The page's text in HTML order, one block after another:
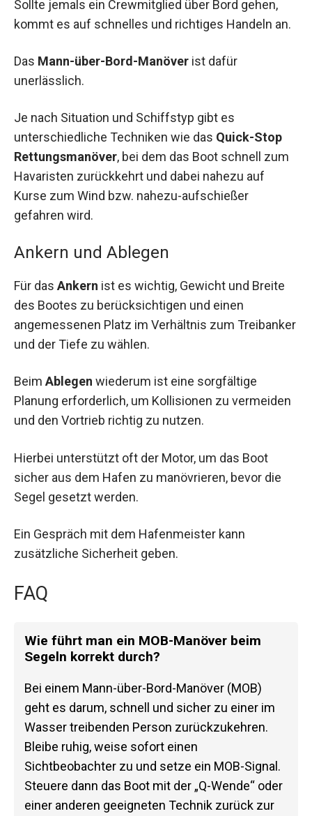
Sollte jemals ein Crewmitglied über Bord gehen,
kommt es auf schnelles und richtiges Handeln an.
Das Mann-über-Bord-Manöver ist dafür
unerlässlich.
Je nach Situation und Schiffstyp gibt es
unterschiedliche Techniken wie das Quick-Stop
Rettungsmanöver, bei dem das Boot schnell zum
Havaristen zurückkehrt und dabei nahezu auf
Kurse zum Wind bzw. nahezu-aufschießer
gefahren wird.
Ankern und Ablegen
Für das Ankern ist es wichtig, Gewicht und Breite
des Bootes zu berücksichtigen und einen
angemessenen Platz im Verhältnis zum Treibanker
und der Tiefe zu wählen.
Beim Ablegen wiederum ist eine sorgfältige
Planung erforderlich, um Kollisionen zu vermeiden
und den Vortrieb richtig zu nutzen.
Hierbei unterstützt oft der Motor, um das Boot
sicher aus dem Hafen zu manövrieren, bevor die
Segel gesetzt werden.
Ein Gespräch mit dem Hafenmeister kann
zusätzliche Sicherheit geben.
FAQ
Wie führt man ein MOB-Manöver beim
Segeln korrekt durch?
Bei einem Mann-über-Bord-Manöver (MOB)
geht es darum, schnell und sicher zu einer im
Wasser treibenden Person zurückzukehren.
Bleibe ruhig, weise sofort einen
Sichtbeobachter zu und setze ein MOB-Signal.
Steuere dann das Boot mit der „Q-Wende“ oder
einer anderen geeigneten Technik zurück zur